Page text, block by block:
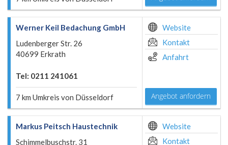
Werner Keil Bedachung GmbH
Ludenberger Str. 26
40699 Erkrath
Tel: 0211 241061
7 km Umkreis von Düsseldorf
Website
Kontakt
Anfahrt
Angebot anfordern
Markus Peitsch Haustechnik
Schimmelbuschstr. 31
Website
Kontakt